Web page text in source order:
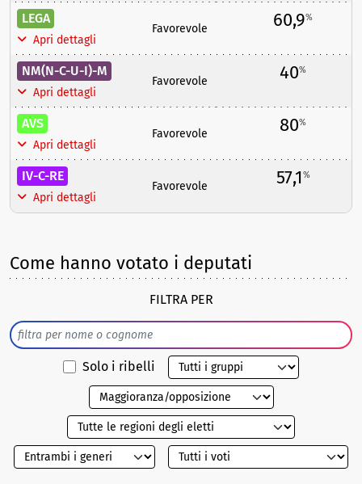
LEGA
Apri dettagli
Favorevole 60,9%
NM(N-C-U-I)-M
Apri dettagli
Favorevole 40%
AVS
Apri dettagli
Favorevole 80%
IV-C-RE
Apri dettagli
Favorevole 57,1%
Come hanno votato i deputati
FILTRA PER
Solo i ribelli